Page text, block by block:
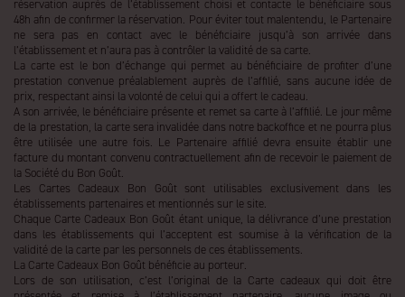
réservation auprès de l’établissement choisi et contacte le bénéficiaire sous
48h afin de confirmer la réservation. Pour éviter tout malentendu, le Partenaire
ne sera pas en contact avec le bénéficiaire jusqu’à son arrivée dans
l’établissement et n’aura pas à contrôler la validité de sa carte.
La carte est le bon d’échange qui permet au bénéficiaire de profiter d’une
prestation convenue préalablement auprès de l’affilié, sans aucune idée de
prix, respectant ainsi la volonté de celui qui a offert le cadeau.
A son arrivée, le bénéficiaire présente et remet sa carte à l’affilié. Le jour même
de la prestation, la carte sera invalidée dans notre backoffice et ne pourra plus
être utilisée une autre fois. Le Partenaire affilié devra ensuite établir une
facture du montant convenu contractuellement afin de recevoir le paiement de
la Société du Bon Goût.
Les Cartes Cadeaux Bon Goût sont utilisables exclusivement dans les
établissements partenaires et mentionnés sur le site.
Chaque Carte Cadeaux Bon Goût étant unique, la délivrance d’une prestation
dans les établissements qui l’acceptent est soumise à la vérification de la
validité de la carte par les personnels de ces établissements.
La Carte Cadeaux Bon Goût bénéficie au porteur.
Lors de son utilisation, c’est l’original de la Carte cadeaux qui doit être